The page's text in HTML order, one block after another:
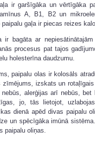
ir garšīgāka un vērtīgāka
A, B1, B2 un
gaļa ir piecas reizes
ir bagāta ar
procesus pat tajos
holesterīna daudzumu.
paipalu olas ir kolosāls
zīmējums, izskats un
nebūs, alerģijas arī nebūs,
jo, tās lietojot,
dienā apēd divas paipalu
un spēcīgāka imūnā
paipalu oliņas.